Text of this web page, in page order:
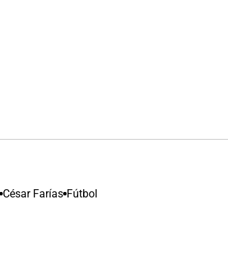
César Farías Fútbol